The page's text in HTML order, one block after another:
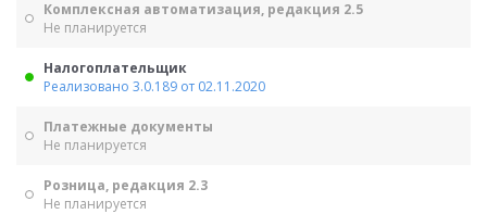
Комплексная автоматизация, редакция 2.5
Не планируется
Налогоплательщик
Реализовано 3.0.189 от 02.11.2020
Платежные документы
Не планируется
Розница, редакция 2.3
Не планируется